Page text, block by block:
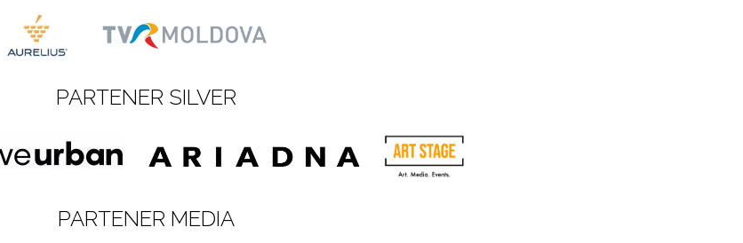
PARTENER SILVER
PARTENER MEDIA